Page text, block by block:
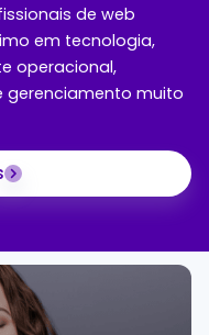
de web
em tecnologia,
operacional,
gerenciamento muito